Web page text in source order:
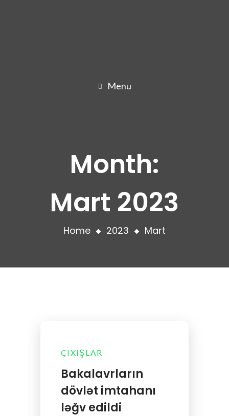
Menu
Month:
Mart 2023
Home 2023 Mart
ÇIXIŞLAR
Bakalavrların
dövlət imtahanı
ləğv edildi